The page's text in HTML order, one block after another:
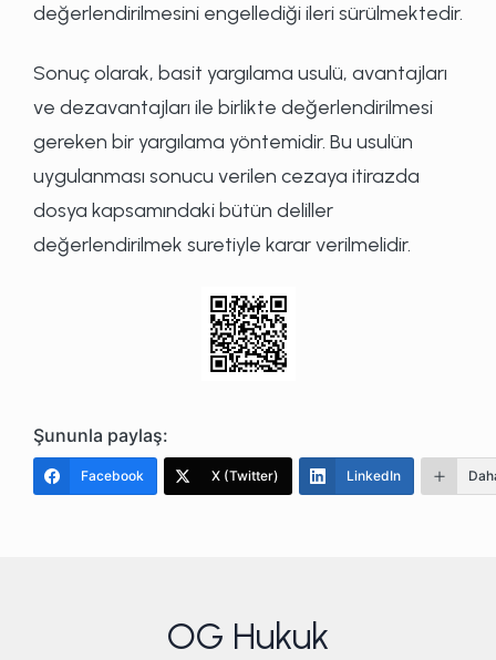
değerlendirilmesini engellediği ileri sürülmektedir.
Sonuç olarak, basit yargılama usulü, avantajları
ve dezavantajları ile birlikte değerlendirilmesi
gereken bir yargılama yöntemidir. Bu usulün
uygulanması sonucu verilen cezaya itirazda
dosya kapsamındaki bütün deliller
değerlendirilmek suretiyle karar verilmelidir.
Şununla paylaş:
Facebook X (Twitter) LinkedIn
OG Hukuk